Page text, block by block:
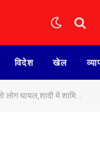
विदेश खेल
में शामिल होकर जा रहे थे